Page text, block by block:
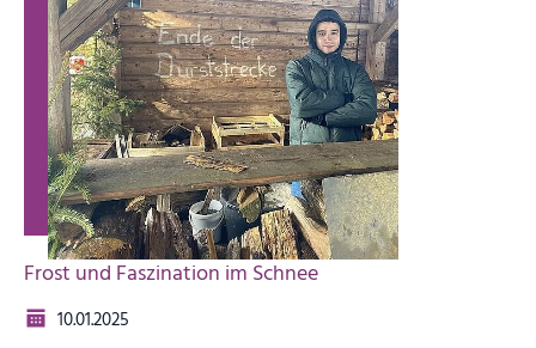
Frost und Faszination im Schnee
10.01.2025